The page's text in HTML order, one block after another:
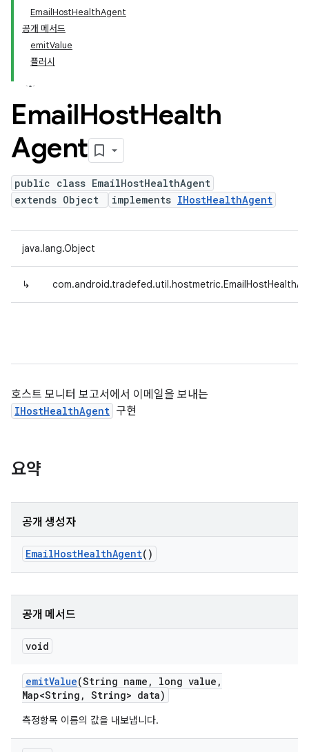
EmailHostHealthAgent
공개 메서드
emitValue
플러시
EmailHostHealth
Agent
public class EmailHostHealthAgent
extends Object
implements IHostHealthAgent
java.lang.Object
↳
호스트 모니터 보고서에서 이메일을 보내는
IHostHealthAgent 구현
요약
공개 생성자
EmailHostHealthAgent()
공개 메서드
void
emitValue(String name , long value ,
Map<String , String> data)
측정항목 이름의 값을 내보냅니다.